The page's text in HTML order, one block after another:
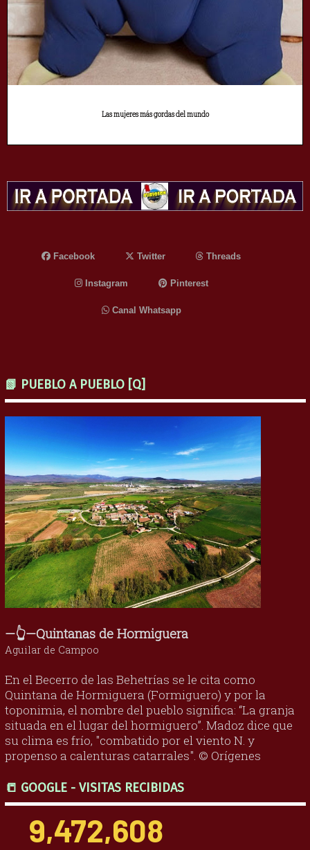
Las mujeres más gordas del mundo
Facebook Twitter Threads
Instagram Pinterest
Canal Whatsapp
📗 PUEBLO A PUEBLO [Q]
—👆—Quintanas de Hormiguera
Aguilar de Campoo
En el Becerro de las Behetrías se le cita como
Quintana de Hormiguera (Formiguero) y por la
toponimia, el nombre del pueblo significa: “La granja
situada en el lugar del hormiguero”. Madoz dice que
su clima es frío, "combatido por el viento N. y
propenso a calenturas catarrales". © Orígenes
📒 GOOGLE - VISITAS RECIBIDAS
9,472,608